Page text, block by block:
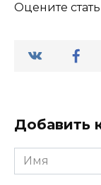
Оцените
Добавить
Имя
*